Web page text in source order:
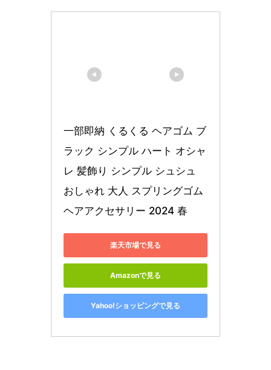
一部即納 くるくる ヘアゴム ブ
ラック シンプル ハート オシャ
レ 髪飾り シンプル シュシュ
おしゃれ 大人 スプリングゴム
ヘアアクセサリー 2024 春
楽天市場で見る
Amazonで見る
Yahoo!ショッピングで見る